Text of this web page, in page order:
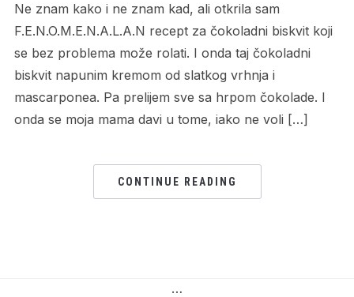
Ne znam kako i ne znam kad, ali otkrila sam
F.E.N.O.M.E.N.A.L.A.N recept za čokoladni biskvit koji
se bez problema može rolati. I onda taj čokoladni
biskvit napunim kremom od slatkog vrhnja i
mascarponea. Pa prelijem sve sa hrpom čokolade. I
onda se moja mama davi u tome, iako ne voli […]
CONTINUE READING
…